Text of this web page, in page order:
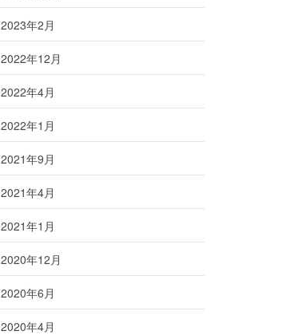
2023年2月
2022年12月
2022年4月
2022年1月
2021年9月
2021年4月
2021年1月
2020年12月
2020年6月
2020年4月